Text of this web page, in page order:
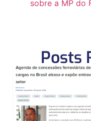
sobre a MP do
Posts